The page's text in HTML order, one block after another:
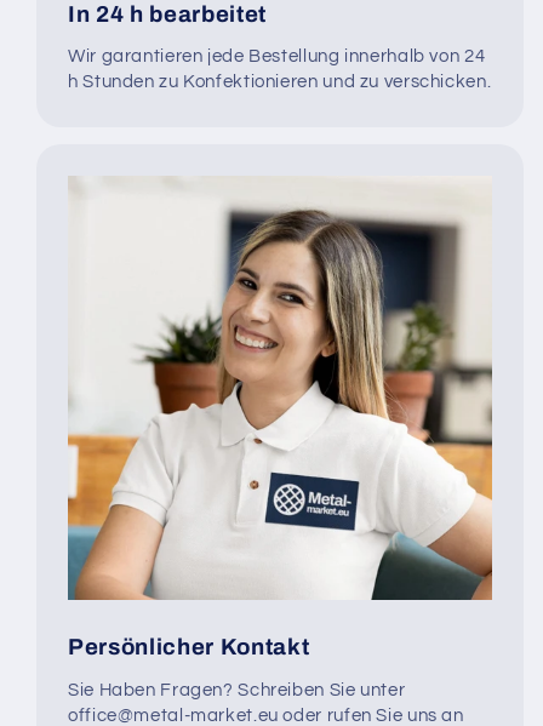
In 24 h bearbeitet
Wir garantieren jede Bestellung innerhalb von 24
h Stunden zu Konfektionieren und zu verschicken.
Persönlicher Kontakt
Sie Haben Fragen? Schreiben Sie unter
office@metal-market.eu oder rufen Sie uns an